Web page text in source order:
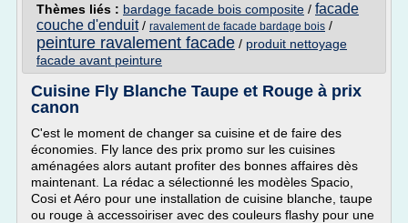
Thèmes liés : bardage facade bois composite / facade
couche d'enduit/ ravalement de facade bardage bois /
peinture ravalement facade / produit nettoyage
facade avant peinture
Cuisine Fly Blanche Taupe et Rouge à prix
canon
C'est le moment de changer sa cuisine et de faire des
économies. Fly lance des prix promo sur les cuisines
aménagées alors autant profiter des bonnes affaires dès
maintenant. La rédac a sélectionné les modèles Spacio,
Cosi et Aéro pour une installation de cuisine blanche, taupe
ou rouge à accessoiriser avec des couleurs flashy pour une